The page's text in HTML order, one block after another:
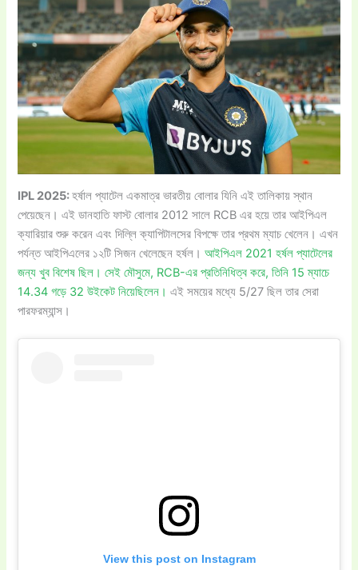
IPL 2025:হর্ষাল প্যাটেল একমাত্র ভারতীয় বোলার যিনি এই তালিকায় স্থান
পেয়েছেন। এই ডানহাতি ফাস্ট বোলার 2012 সালে RCB এর হয়ে তার আইপিএল
ক্যারিয়ার শুরু করেন এবং দিল্লি ক্যাপিটালসের বিপক্ষে তার প্রথম ম্যাচ খেলেন। এখন
পর্যন্ত আইপিএলের ১২টি সিজন খেলেছেন হর্ষল।আইপিএল 2021 হর্ষল প্যাটেলের
জন্য খুব বিশেষ ছিল। সেই মৌসুমে, RCB-এর প্রতিনিধিত্ব করে, তিনি 15 ম্যাচে
14.34 গড়ে 32 উইকেট নিয়েছিলেন। এই সময়ের মধ্যে 5/27 ছিল তার সেরা
পারফরম্যান্স।
View this post on Instagram